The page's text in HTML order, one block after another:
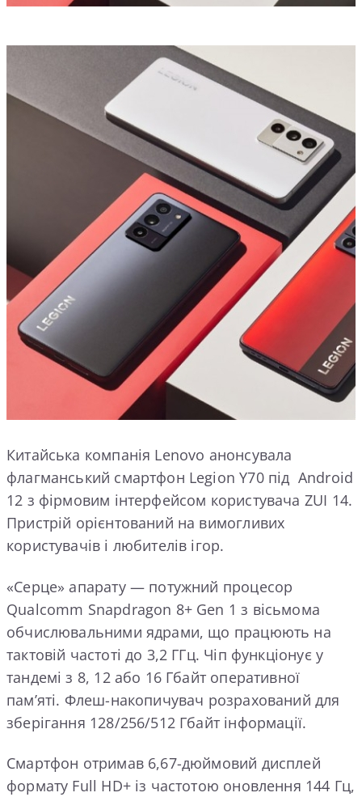
Китайська компанія Lenovo анонсувала
флагманський смартфон Legion Y70 під Android
12 з фірмовим інтерфейсом користувача ZUI 14.
Пристрій орієнтований на вимогливих
користувачів і любителів ігор.
«Серце» апарату — потужний процесор
Qualcomm Snapdragon 8+ Gen 1 з вісьмома
обчислювальними ядрами, що працюють на
тактовій частоті до 3,2 ГГц. Чіп функціонує у
тандемі з 8, 12 або 16 Гбайт оперативної
пам’яті. Флеш-накопичувач розрахований для
зберігання 128/256/512 Гбайт інформації.
Смартфон отримав 6,67-дюймовий дисплей
формату Full HD+ із частотою оновлення 144 Гц,